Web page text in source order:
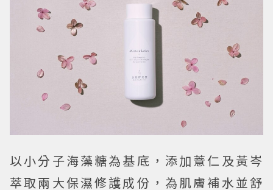
以小分子海藻糖為基底，添加薏仁及黃岑
萃取兩大保濕修護成份，為肌膚補水並舒